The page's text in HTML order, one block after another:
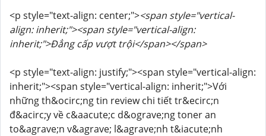
<p style="text-align: center;"><span style="vertical-
align: inherit;"><span style="vertical-align:
inherit;">Đẳng cấp vượt trội</span></span>
<p style="text-align: justify;"><span style="vertical-align:
inherit;"><span style="vertical-align: inherit;">Với
những th&ocirc;ng tin review chi tiết tr&ecirc;n
đ&acirc;y về c&aacute;c d&ograve;ng toner an
to&agrave;n v&agrave; l&agrave;nh t&iacute;nh